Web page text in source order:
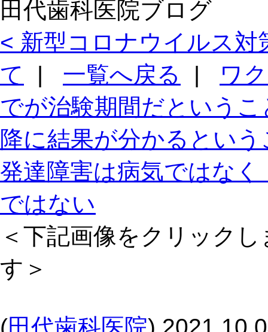
田代歯科医院ブログ
< 新型コロナウイルス
て
| 一覧へ戻る |
ワ
でが治験期間だという
降に結果が分かるとい
発達障害は病気ではな
ではない
＜下記画像をクリック
す＞